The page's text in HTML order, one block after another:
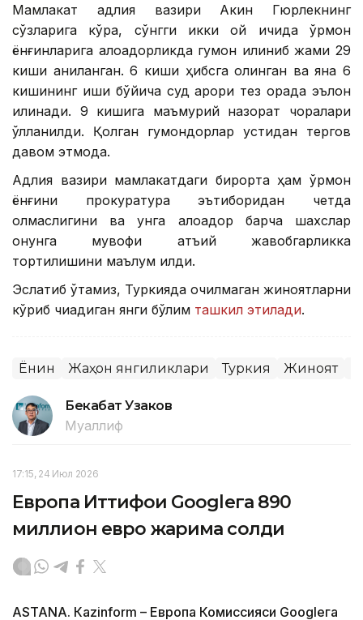
Мамлакат адлия вазири Акин Гюрлекнинг
сўзларига кўра, сўнгги икки ой ичида ўрмон
ёнғинларига алоқадорликда гумон қилиниб жами 29
киши аниқланган. 6 киши ҳибсга олинган ва яна 6
кишининг иши бўйича суд қарори тез орада эълон
қилинади. 9 кишига маъмурий назорат чоралари
қўлланилди. Қолган гумондорлар устидан тергов
давом этмоқда.
Адлия вазири мамлакатдаги бирорта ҳам ўрмон
ёнғини прокуратура эътиборидан четда
қолмаслигини ва унга алоқадор барча шахслар
қонунга мувофиқ қатъий жавобгарликка
тортилишини маълум қилди.
Эслатиб ўтамиз, Туркияда очилмаган жиноятларни
кўриб чиқадиган янги бўлим ташкил этилади.
Ёнғин Жаҳон янгиликлари Туркия Жиноят
Бекабат Узаков
Муаллиф
17:15, 24 Июл 2026
Европа Иттифоқи Googleга 890
миллион евро жарима солди
ASTANА. Кazinform – Европа Комиссияси Googleга